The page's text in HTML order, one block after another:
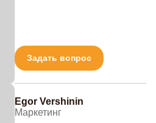
Задать вопрос
Egor Vershinin
Маркетинг